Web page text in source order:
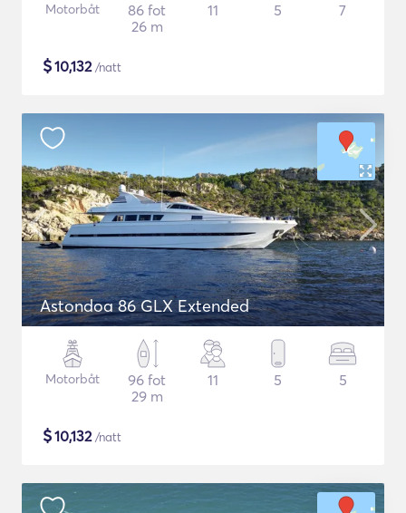
Motorbåt
86 fot
26 m
11 5 7
$10,132/natt
Astondoa 86 GLX Extended
Motorbåt
96 fot
29 m
11 5 5
$10,132/natt